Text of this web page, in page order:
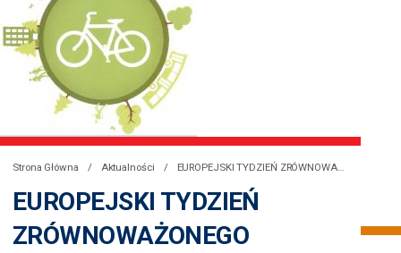
Strona Główna Aktualności EUROPEJSKI TYDZIEŃ ZRÓWNOWAŻONEGO TRANSPORTU
EUROPEJSKI TYDZIEŃ
ZRÓWNOWAŻONEGO